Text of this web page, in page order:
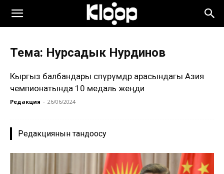
Тема: Нурсадык Нурдинов
Кыргыз балбандары өспүрүмдөр арасындагы Азия
чемпионатында 10 медаль жеңди
Редакция - 26/06/2024
Редакциянын тандоосу